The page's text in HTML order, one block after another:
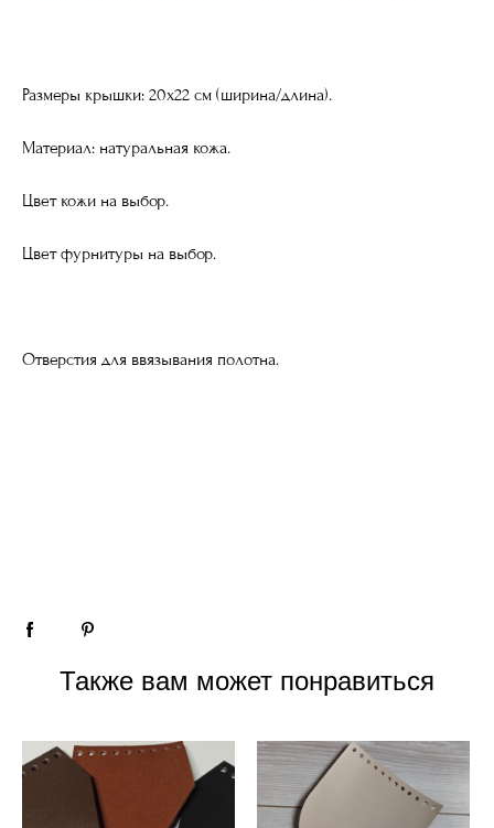
Размеры крышки: 20х22 см (ширина/длина).
Материал: натуральная кожа.
Цвет кожи на выбор.
Цвет фурнитуры на выбор.
Отверстия для ввязывания полотна.
Также вам может понравиться